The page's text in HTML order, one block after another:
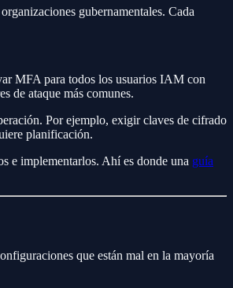
gubernamentales. Cada
MFA para todos los usuarios IAM con
de ataque más comunes.
Por ejemplo, exigir claves de cifrado
planificación.
e implementarlos. Ahí es donde una guía
que están mal en la mayoría